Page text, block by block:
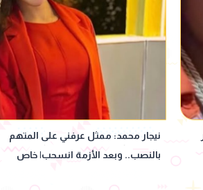
نبيلة عبيد تعود إلى ماسبيرو بمسلسل
إذاعي جديد مأخوذ عن رواية لإحسان عبد